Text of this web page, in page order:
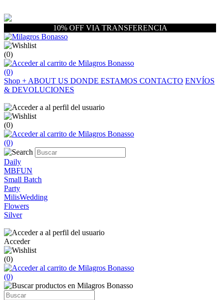
10% OFF VIA TRANSFERENCIA
(0)
(0)
Shop + ABOUT US DONDE ESTAMOS CONTACTO ENVÍOS
& DEVOLUCIONES
(0)
(0)
Daily
MBFUN
Small Batch
Party
MilisWedding
Flowers
Silver
Acceder
(0)
(0)